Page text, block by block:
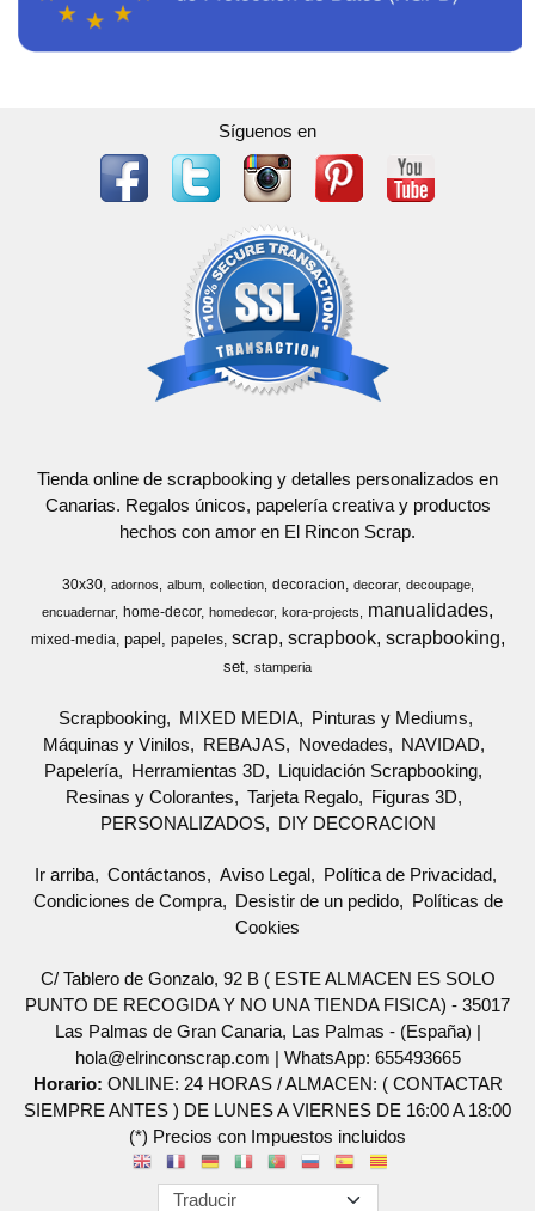
Síguenos en
Tienda online de scrapbooking y detalles personalizados en
Canarias. Regalos únicos, papelería creativa y productos
hechos con amor en El Rincon Scrap.
30x30 adornos album collection decoracion decorar
decoupage
encuadernar
home-decor homedecor kora-projects manualidades
mixed-media papel papeles scrap scrapbook scrapbooking
set stamperia
Scrapbooking MIXED MEDIA
Pinturas y Mediums
Máquinas y Vinilos
REBAJAS Novedades
NAVIDAD
Papelería
Herramientas 3D
Liquidación Scrapbooking
Resinas y Colorantes
Tarjeta Regalo
Figuras 3D
PERSONALIZADOS
DIY DECORACION
Ir arriba Contáctanos Aviso Legal
Política de Privacidad
Condiciones de Compra
Desistir de un pedido
Políticas de
Cookies
C/ Tablero de Gonzalo, 92 B ( ESTE ALMACEN ES SOLO
PUNTO DE RECOGIDA Y NO UNA TIENDA FISICA) - 35017
Las Palmas de Gran Canaria, Las Palmas - (España) |
hola@elrinconscrap.com | WhatsApp: 655493665
Horario: ONLINE: 24 HORAS / ALMACEN: ( CONTACTAR
SIEMPRE ANTES ) DE LUNES A VIERNES DE 16:00 A 18:00
(*) Precios con Impuestos incluidos